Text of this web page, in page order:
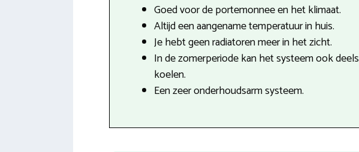
Goed voor de portemonnee en het klimaat.
Altijd een aangename temperatuur in huis.
Je hebt geen radiatoren meer in het zicht.
In de zomerperiode kan het systeem ook deels
koelen.
Een zeer onderhoudsarm systeem.